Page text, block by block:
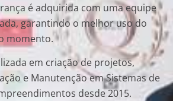
é adquirida com uma equipe
garantindo o melhor uso do
momento.
em criação de projetos,
e Manutenção em Sistemas de
desde 2015.